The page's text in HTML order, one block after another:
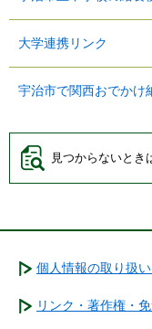
大学連携リンク
宇治市で関西おでかけ
見つからないとき
個人情報の取り扱
リンク・著作権・